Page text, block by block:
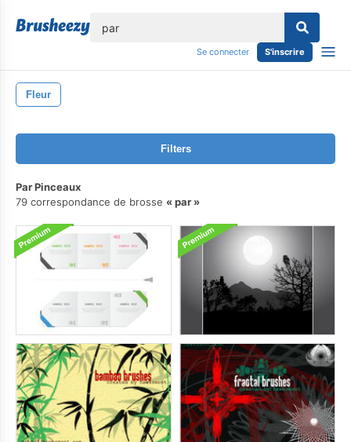
Se connecter S'inscrire
Fleur
Filters
Par Pinceaux
79 correspondance de brosse
par